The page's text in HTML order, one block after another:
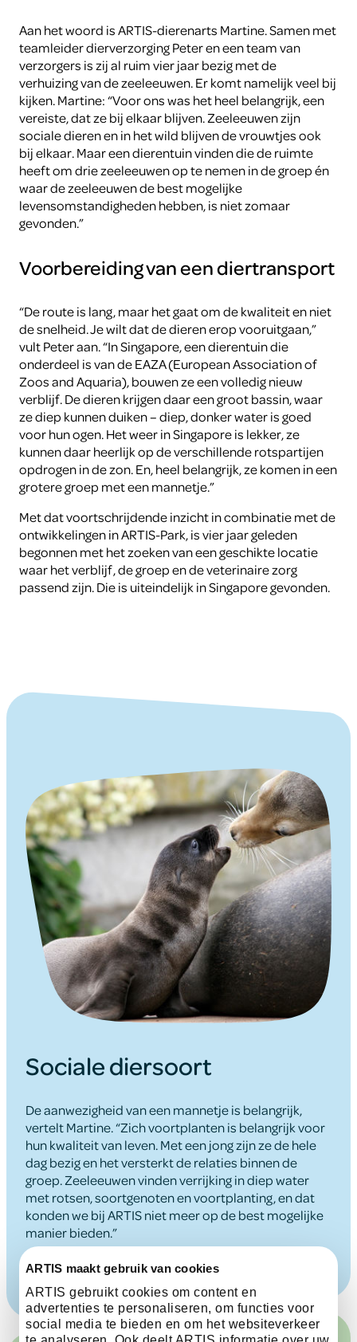
ARTIS maakt gebruik van cookies
ARTIS gebruikt cookies om content en
advertenties te personaliseren, om functies voor
social media te bieden en om het websiteverkeer
Aan het woord is ARTIS-dierenarts Martine. Samen met
teamleider dierverzorging Peter en een team van
verzorgers is zij al ruim vier jaar bezig met de
verhuizing van de zeeleeuwen. Er komt namelijk veel bij
kijken. Martine: “Voor ons was het heel belangrijk, een
vereiste, dat ze bij elkaar blijven. Zeeleeuwen zijn
sociale dieren en in het wild blijven de vrouwtjes ook
bij elkaar. Maar een dierentuin vinden die de ruimte
heeft om drie zeeleeuwen op te nemen in de groep én
waar de zeeleeuwen de best mogelijke
levensomstandigheden hebben, is niet zomaar
gevonden.”
Voorbereiding van een diertransport
“De route is lang, maar het gaat om de kwaliteit en niet
de snelheid. Je wilt dat de dieren erop vooruitgaan,”
vult Peter aan. “In Singapore, een dierentuin die
onderdeel is van de EAZA (European Association of
Zoos and Aquaria), bouwen ze een volledig nieuw
verblijf. De dieren krijgen daar een groot bassin, waar
ze diep kunnen duiken – diep, donker water is goed
voor hun ogen. Het weer in Singapore is lekker, ze
kunnen daar heerlijk op de verschillende rotspartijen
opdrogen in de zon. En, heel belangrijk, ze komen in een
grotere groep met een mannetje.”
Met dat voortschrijdende inzicht in combinatie met de
ontwikkelingen in ARTIS-Park, is vier jaar geleden
begonnen met het zoeken van een geschikte locatie
waar het verblijf, de groep en de veterinaire zorg
passend zijn. Die is uiteindelijk in Singapore gevonden.
Sociale diersoort
De aanwezigheid van een mannetje is belangrijk,
vertelt Martine. “Zich voortplanten is belangrijk voor
hun kwaliteit van leven. Met een jong zijn ze de hele
dag bezig en het versterkt de relaties binnen de
groep. Zeeleeuwen vinden verrijking in diep water
met rotsen, soortgenoten en voortplanting, en dat
konden we bij ARTIS niet meer op de best mogelijke
manier bieden.”